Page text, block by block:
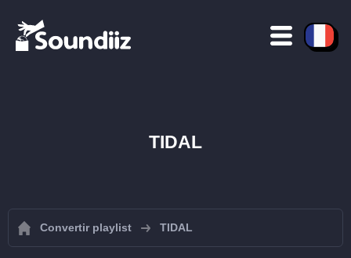
TIDAL
Convertir playlist TIDAL